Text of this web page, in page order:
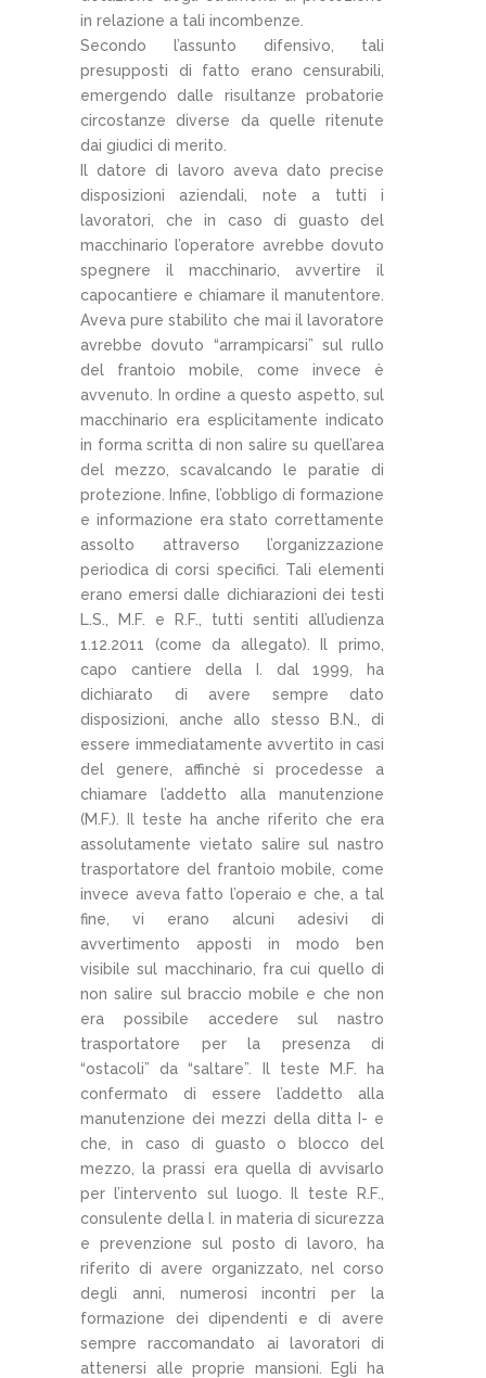
in relazione a tali incombenze.
Secondo l’assunto difensivo, tali
presupposti di fatto erano censurabili,
emergendo dalle risultanze probatorie
circostanze diverse da quelle ritenute
dai giudici di merito.
Il datore di lavoro aveva dato precise
disposizioni aziendali, note a tutti i
lavoratori, che in caso di guasto del
macchinario l’operatore avrebbe dovuto
spegnere il macchinario, avvertire il
capocantiere e chiamare il manutentore.
Aveva pure stabilito che mai il lavoratore
avrebbe dovuto “arrampicarsi” sul rullo
del frantoio mobile, come invece è
avvenuto. In ordine a questo aspetto, sul
macchinario era esplicitamente indicato
in forma scritta di non salire su quell’area
del mezzo, scavalcando le paratie di
protezione. Infine, l’obbligo di formazione
e informazione era stato correttamente
assolto attraverso l’organizzazione
periodica di corsi specifici. Tali elementi
erano emersi dalle dichiarazioni dei testi
L.S., M.F. e R.F., tutti sentiti all’udienza
1.12.2011 (come da allegato). Il primo,
capo cantiere della I. dal 1999, ha
dichiarato di avere sempre dato
disposizioni, anche allo stesso B.N., di
essere immediatamente avvertito in casi
del genere, affinchè si procedesse a
chiamare l’addetto alla manutenzione
(M.F.). Il teste ha anche riferito che era
assolutamente vietato salire sul nastro
trasportatore del frantoio mobile, come
invece aveva fatto l’operaio e che, a tal
fine, vi erano alcuni adesivi di
avvertimento apposti in modo ben
visibile sul macchinario, fra cui quello di
non salire sul braccio mobile e che non
era possibile accedere sul nastro
trasportatore per la presenza di
“ostacoli” da “saltare”. Il teste M.F. ha
confermato di essere l’addetto alla
manutenzione dei mezzi della ditta I- e
che, in caso di guasto o blocco del
mezzo, la prassi era quella di avvisarlo
per l’intervento sul luogo. Il teste R.F.,
consulente della I. in materia di sicurezza
e prevenzione sul posto di lavoro, ha
riferito di avere organizzato, nel corso
degli anni, numerosi incontri per la
formazione dei dipendenti e di avere
sempre raccomandato ai lavoratori di
attenersi alle proprie mansioni. Egli ha